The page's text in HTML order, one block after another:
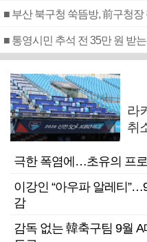
■ 부산 북구청 쑥뜸방, 前구청
■ 통영시민 추석 전 35만 원 받
라
취
극한 폭염에…초유의 프
이강인 “아우파 알레티
감
감독 없는 韓축구팀 9월